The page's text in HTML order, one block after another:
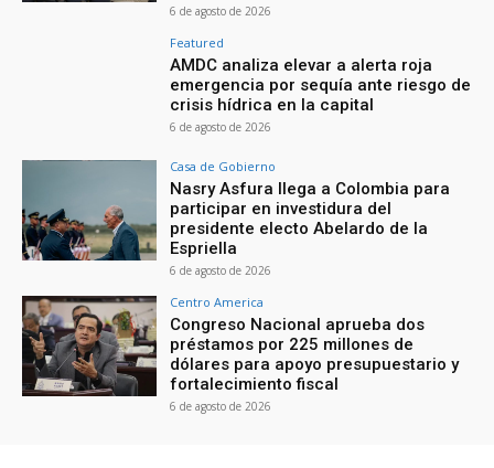
6 de agosto de 2026
Featured
AMDC analiza elevar a alerta roja
emergencia por sequía ante riesgo de
crisis hídrica en la capital
6 de agosto de 2026
Casa de Gobierno
Nasry Asfura llega a Colombia para
participar en investidura del
presidente electo Abelardo de la
Espriella
6 de agosto de 2026
Centro America
Congreso Nacional aprueba dos
préstamos por 225 millones de
dólares para apoyo presupuestario y
fortalecimiento fiscal
6 de agosto de 2026